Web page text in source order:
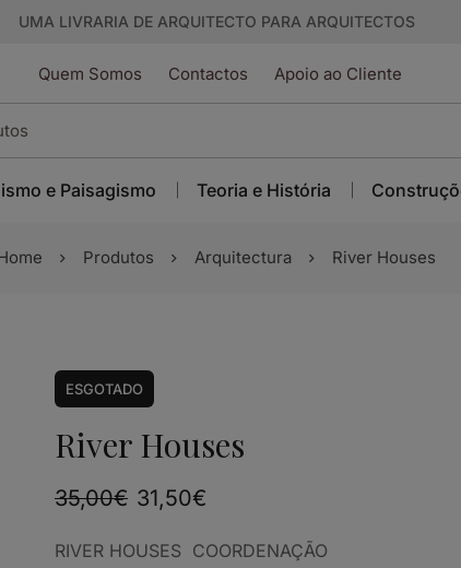
UMA LIVRARIA DE ARQUITECTO PARA ARQUITECTOS
Quem Somos Contactos Apoio ao Cliente
e Paisagismo Teoria e História
Produtos Arquitectura River Houses
ESGOTADO
River Houses
35,00€ 31,50€
RIVER HOUSES COORDENAÇÃO